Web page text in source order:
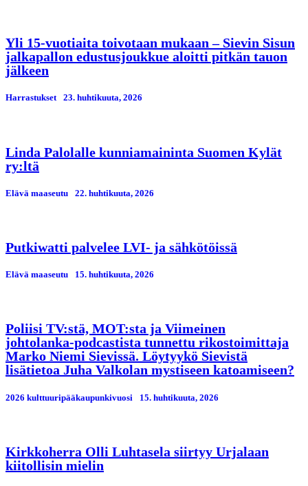
Yli 15-vuotiaita toivotaan mukaan – Sievin Sisun
jalkapallon edustusjoukkue aloitti pitkän tauon
jälkeen
Harrastukset 23. huhtikuuta, 2026
Linda Palolalle kunniamaininta Suomen Kylät
ry:ltä
Elävä maaseutu 22. huhtikuuta, 2026
Putkiwatti palvelee LVI- ja sähkötöissä
Elävä maaseutu 15. huhtikuuta, 2026
Poliisi TV:stä, MOT:sta ja Viimeinen
johtolanka-podcastista tunnettu rikostoimittaja
Marko Niemi Sievissä. Löytyykö Sievistä
lisätietoa Juha Valkolan mystiseen katoamiseen?
2026 kulttuuripääkaupunkivuosi 15. huhtikuuta, 2026
Kirkkoherra Olli Luhtasela siirtyy Urjalaan
kiitollisin mielin